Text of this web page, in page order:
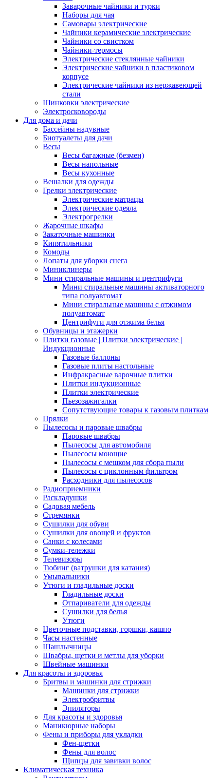
Заварочные чайники и турки
Наборы для чая
Самовары электрические
Чайники керамические электрические
Чайники со свистком
Чайники-термосы
Электрические стеклянные чайники
Электрические чайники в пластиковом
корпусе
Электрические чайники из нержавеющей
стали
Шинковки электрические
Электросковороды
Для дома и дачи
Бассейны надувные
Биотуалеты для дачи
Весы
Весы багажные (безмен)
Весы напольные
Весы кухонные
Вешалки для одежды
Грелки электрические
Электрические матрацы
Электрические одеяла
Электрогрелки
Жарочные шкафы
Закаточные машинки
Кипятильники
Комоды
Лопаты для уборки снега
Миниклинеры
Мини стиральные машины и центрифуги
Мини стиральные машины активаторного
типа полуавтомат
Мини стиральные машины с отжимом
полуавтомат
Центрифуги для отжима белья
Обувницы и этажерки
Плитки газовые | Плитки электрические |
Индукционные
Газовые баллоны
Газовые плиты настольные
Инфракрасные варочные плитки
Плитки индукционные
Плитки электрические
Пьезозажигалки
Сопутствующие товары к газовым плиткам
Прялки
Пылесосы и паровые швабры
Паровые швабры
Пылесосы для автомобиля
Пылесосы моющие
Пылесосы с мешком для сбора пыли
Пылесосы с циклонным фильтром
Расходники для пылесосов
Радиоприемники
Раскладушки
Садовая мебель
Стремянки
Сушилки для обуви
Сушилки для овощей и фруктов
Санки с колесами
Сумки-тележки
Телевизоры
Тюбинг (ватрушки для катания)
Умывальники
Утюги и гладильные доски
Гладильные доски
Отпариватели для одежды
Сушилки для белья
Утюги
Цветочные подставки, горшки, кашпо
Часы настенные
Шашлычницы
Швабры, щетки и метлы для уборки
Швейные машинки
Для красоты и здоровья
Бритвы и машинки для стрижки
Машинки для стрижки
Электробритвы
Эпиляторы
Для красоты и здоровья
Маникюрные наборы
Фены и приборы для укладки
Фен-щетки
Фены для волос
Щипцы для завивки волос
Климатическая техника